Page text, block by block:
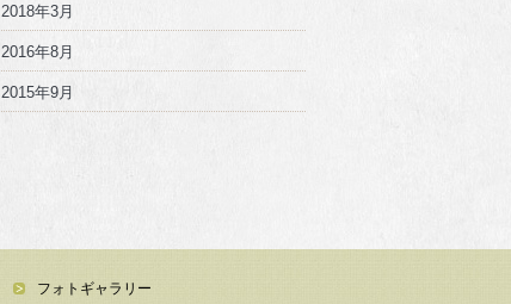
2018年3月
2016年8月
2015年9月
フォトギャラリー